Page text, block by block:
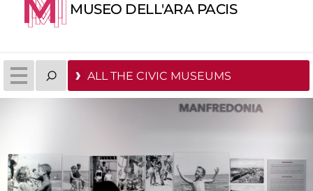
MUSEO DELL'ARA PACIS
ALL THE CIVIC MUSEUMS